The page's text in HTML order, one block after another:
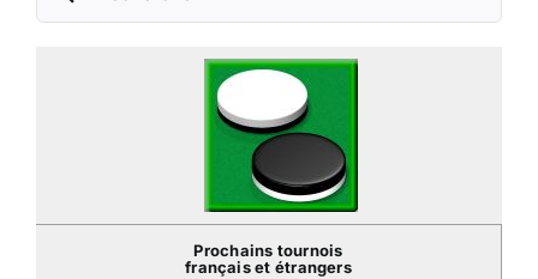
Prochains tournois
français et étrangers